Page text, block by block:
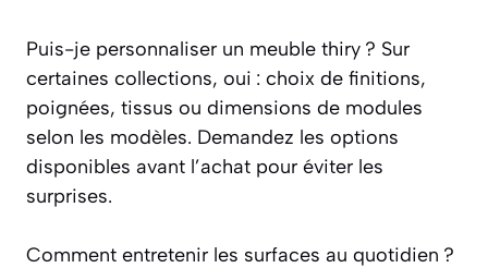
Puis-je personnaliser un meuble thiry ? Sur
certaines collections, oui : choix de finitions,
poignées, tissus ou dimensions de modules
selon les modèles. Demandez les options
disponibles avant l’achat pour éviter les
surprises.
Comment entretenir les surfaces au quotidien ?